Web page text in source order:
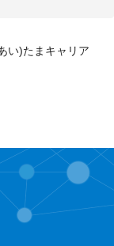
い)たまキャリア